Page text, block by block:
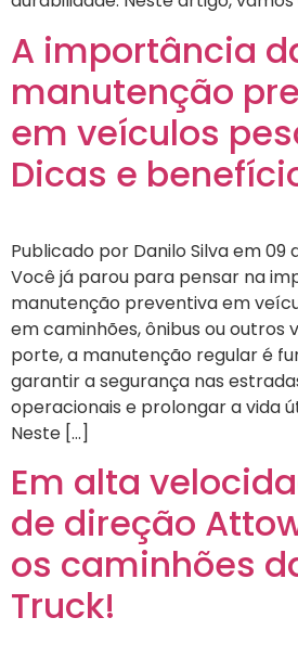
A importância
manutenção
em veículos
Dicas e
Publicado por Danilo Silva em 09
Você já parou para pensar na
manutenção preventiva em
em caminhões, ônibus ou outros
porte, a manutenção regular é
garantir a segurança nas
operacionais e prolongar a vida
Neste […]
Em alta
de direção
os caminhões
Truck!